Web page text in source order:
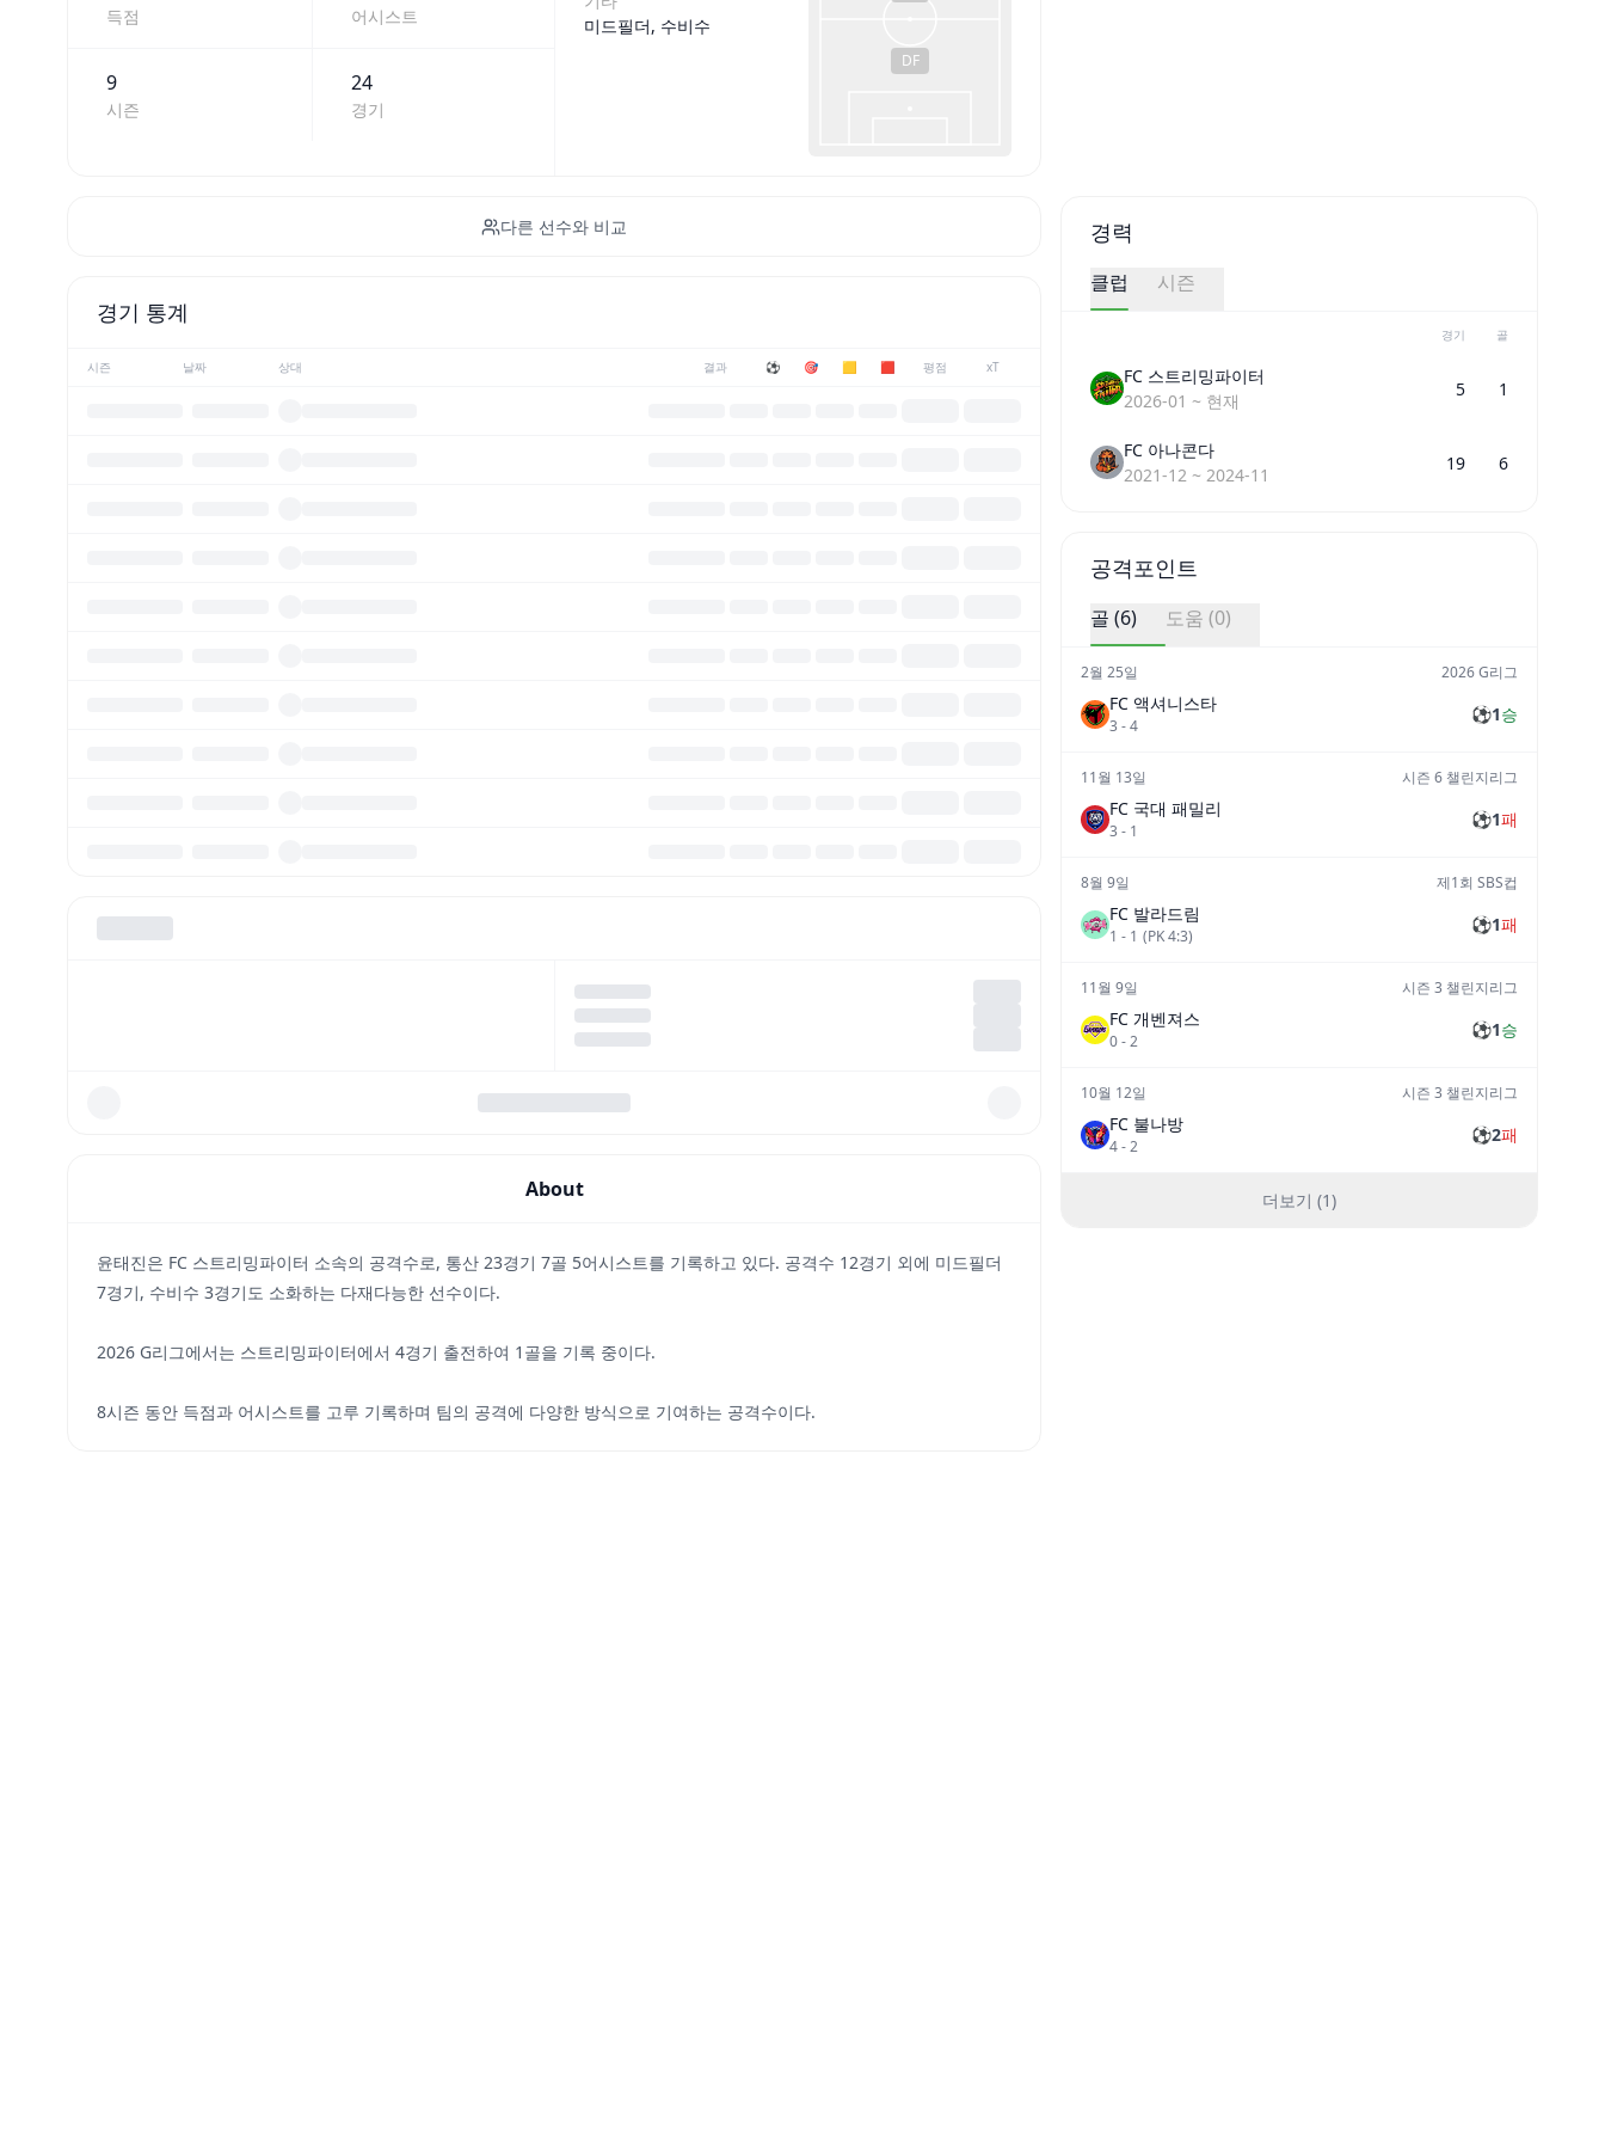
득점 어시스트
9
시즌
24
경기
미드필더, 수비수
DF
다른 선수와 비교
경기 통계
시즌 날짜 상대 결과 ⚽ 🎯 🟨 🟥 평점 xT
About
윤태진은 FC 스트리밍파이터 소속의 공격수로, 통산 23경기 7골 5어시스트를 기록하고 있다. 공격수 12경기 외에 미드필더
7경기, 수비수 3경기도 소화하는 다재다능한 선수이다.
2026 G리그에서는 스트리밍파이터에서 4경기 출전하여 1골을 기록 중이다.
8시즌 동안 득점과 어시스트를 고루 기록하며 팀의 공격에 다양한 방식으로 기여하는 공격수이다.
경력
클럽 시즌
경기 골
FC 스트리밍파이터
2026-01 ~ 현재
5 1
FC 아나콘다
2021-12 ~ 2024-11
19 6
공격포인트
골 (6) 도움 (0)
2월 25일 2026 G리그
FC 액셔니스타
3 -4
⚽1승
11월 13일 시즌 6 챌린지리그
FC 국대 패밀리
3 - 1
⚽1패
8월 9일 제1회 SBS컵
FC 발라드림
1 - 1 (PK4:3)
⚽1패
11월 9일 시즌 3 챌린지리그
FC 개벤져스
0-2
⚽1승
10월 12일 시즌 3 챌린지리그
FC 불나방
4-2
⚽2패
더보기 (1)